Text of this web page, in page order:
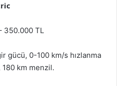
350.000 TL
gücü, 0-100 km/s hızlanma
km menzil.